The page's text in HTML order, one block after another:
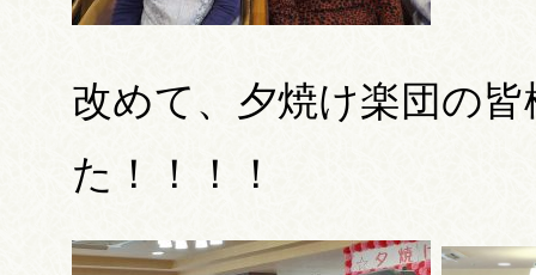
改めて、夕焼け楽団の
た！！！！